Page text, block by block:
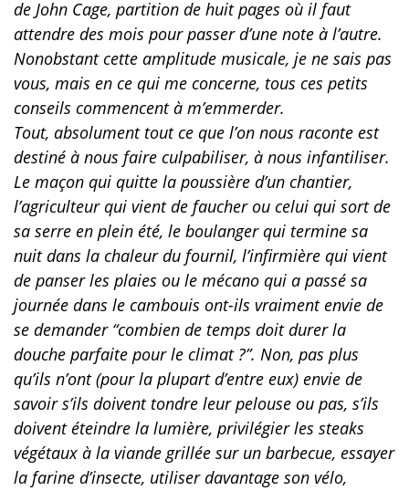
de John Cage, partition de huit pages où il faut
attendre des mois pour passer d’une note à l’autre.
Nonobstant cette amplitude musicale, je ne sais pas
vous, mais en ce qui me concerne, tous ces petits
conseils commencent à m’emmerder.
Tout, absolument tout ce que l’on nous raconte est
destiné à nous faire culpabiliser, à nous infantiliser.
Le maçon qui quitte la poussière d’un chantier,
l’agriculteur qui vient de faucher ou celui qui sort de
sa serre en plein été, le boulanger qui termine sa
nuit dans la chaleur du fournil, l’infirmière qui vient
de panser les plaies ou le mécano qui a passé sa
journée dans le cambouis ont-ils vraiment envie de
se demander “combien de temps doit durer la
douche parfaite pour le climat ?”. Non, pas plus
qu’ils n’ont (pour la plupart d’entre eux) envie de
savoir s’ils doivent tondre leur pelouse ou pas, s’ils
doivent éteindre la lumière, privilégier les steaks
végétaux à la viande grillée sur un barbecue, essayer
la farine d’insecte, utiliser davantage son vélo,